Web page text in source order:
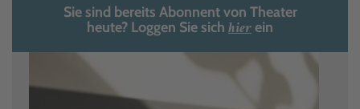
Sie sind bereits Abonnent von Theater
heute? Loggen Sie sich hierein